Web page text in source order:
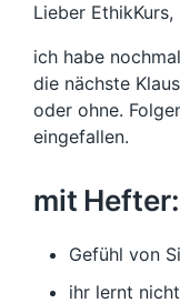
Lieber EthikKurs,
ich habe
die nächste
oder ohne.
eingefallen.
mit Hefter:
Gefühl von
ihr lernt